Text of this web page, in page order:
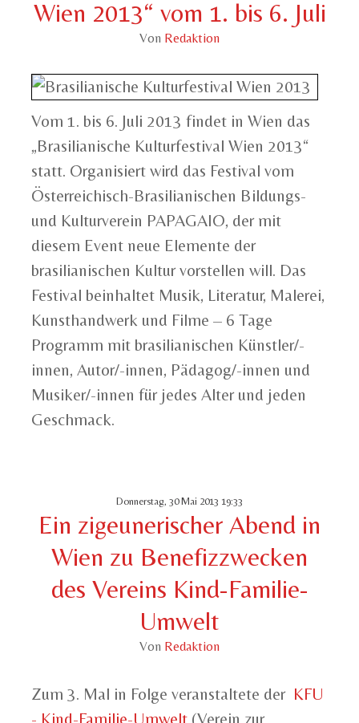
Wien 2013“ vom 1. bis 6. Juli
Von Redaktion
Vom 1. bis 6. Juli 2013 findet in Wien das
„Brasilianische Kulturfestival Wien 2013“
statt. Organisiert wird das Festival vom
Österreichisch-Brasilianischen Bildungs-
und Kulturverein PAPAGAIO, der mit
diesem Event neue Elemente der
brasilianischen Kultur vorstellen will. Das
Festival beinhaltet Musik, Literatur, Malerei,
Kunsthandwerk und Filme – 6 Tage
Programm mit brasilianischen Künstler/-
innen, Autor/-innen, Pädagog/-innen und
Musiker/-innen für jedes Alter und jeden
Geschmack.
Donnerstag, 30 Mai 2013 19:33
Ein zigeunerischer Abend in
Wien zu Benefizzwecken
des Vereins Kind-Familie-
Umwelt
Von Redaktion
Zum 3. Mal in Folge veranstaltete der KFU
- Kind-Familie-Umwelt (Verein zur